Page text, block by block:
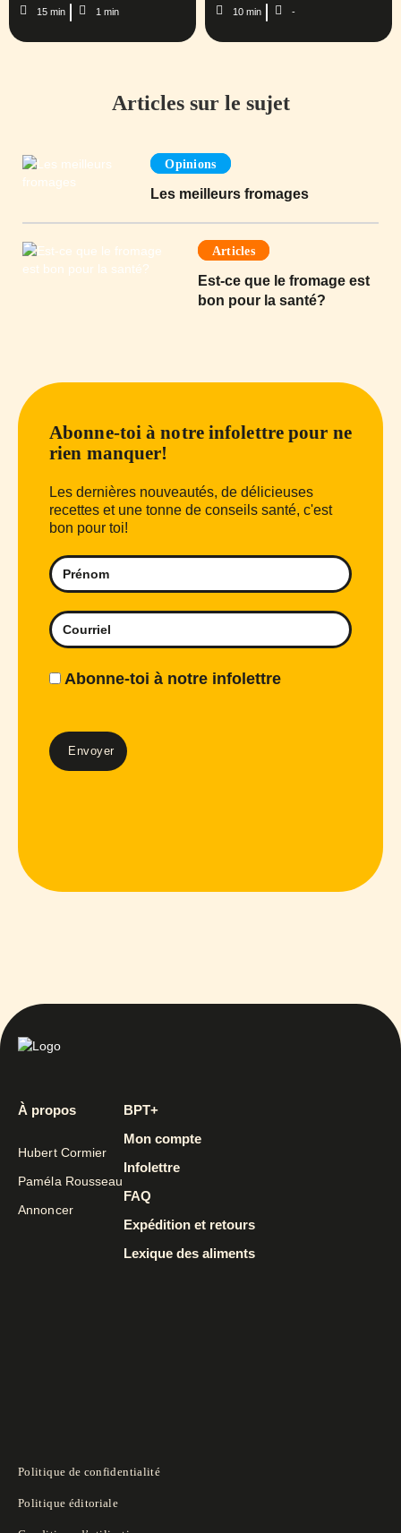
15 min 1 min 10 min -
Articles sur le sujet
Opinions
Les meilleurs fromages
Articles
Est-ce que le fromage est
bon pour la santé?
Abonne-toi à notre infolettre pour ne
rien manquer!
Les dernières nouveautés, de délicieuses
recettes et une tonne de conseils santé, c'est
bon pour toi!
Abonne-toi à notre infolettre
À propos
Hubert Cormier
Paméla Rousseau
Annoncer
BPT+
Mon compte
Infolettre
FAQ
Expédition et retours
Lexique des aliments
Politique de confidentialité
Politique éditoriale